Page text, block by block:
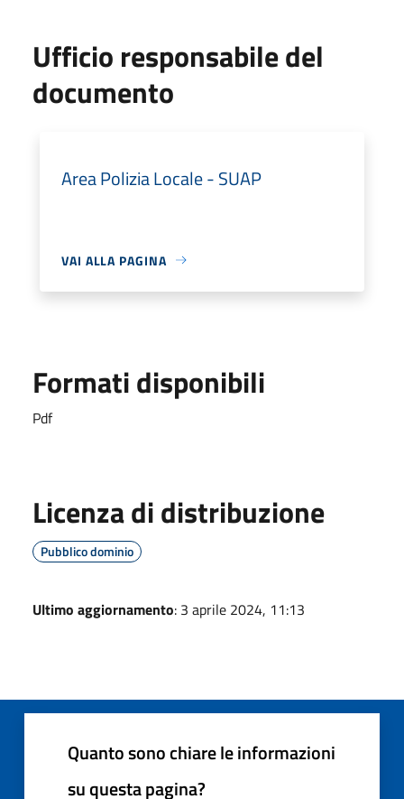
Ufficio responsabile del
documento
Area Polizia Locale - SUAP
VAI ALLA PAGINA
Formati disponibili
Pdf
Licenza di distribuzione
Pubblico dominio
Ultimo aggiornamento: 3 aprile 2024, 11:13
Quanto sono chiare le informazioni
su questa pagina?